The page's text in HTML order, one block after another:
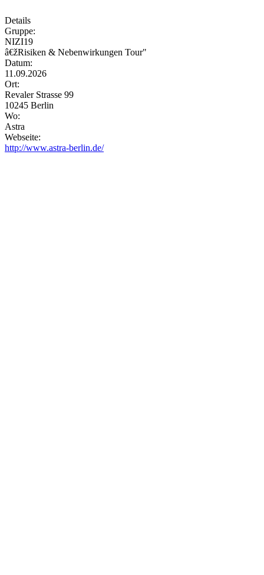
Details
Gruppe:
NIZI19
â€žRisiken & Nebenwirkungen Tour"
Datum:
11.09.2026
Ort:
Revaler Strasse 99
10245 Berlin
Wo:
Astra
Webseite:
http://www.astra-berlin.de/